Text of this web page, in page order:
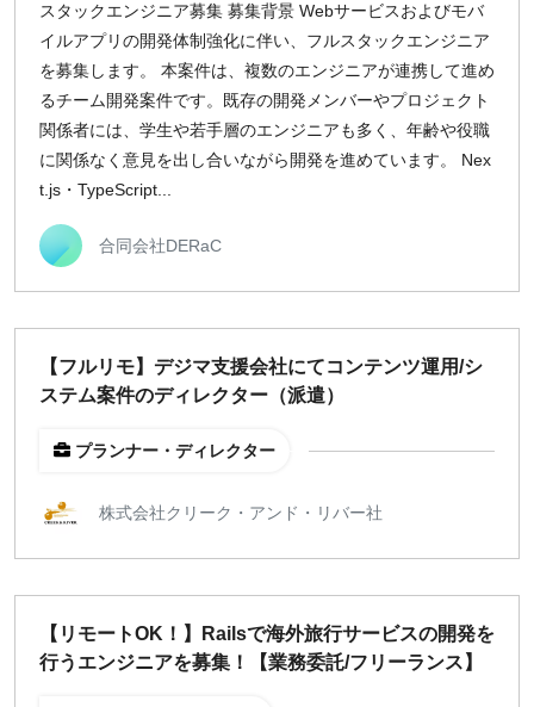
スタックエンジニア募集 募集背景 Webサービスおよびモバ
イルアプリの開発体制強化に伴い、フルスタックエンジニア
を募集します。 本案件は、複数のエンジニアが連携して進め
るチーム開発案件です。既存の開発メンバーやプロジェクト
関係者には、学生や若手層のエンジニアも多く、年齢や役職
に関係なく意見を出し合いながら開発を進めています。 Nex
t.js・TypeScript...
合同会社DERaC
【フルリモ】デジマ支援会社にてコンテンツ運用/シ
ステム案件のディレクター（派遣）
プランナー・ディレクター
株式会社クリーク・アンド・リバー社
【リモートOK！】Railsで海外旅行サービスの開発を
行うエンジニアを募集！【業務委託/フリーランス】